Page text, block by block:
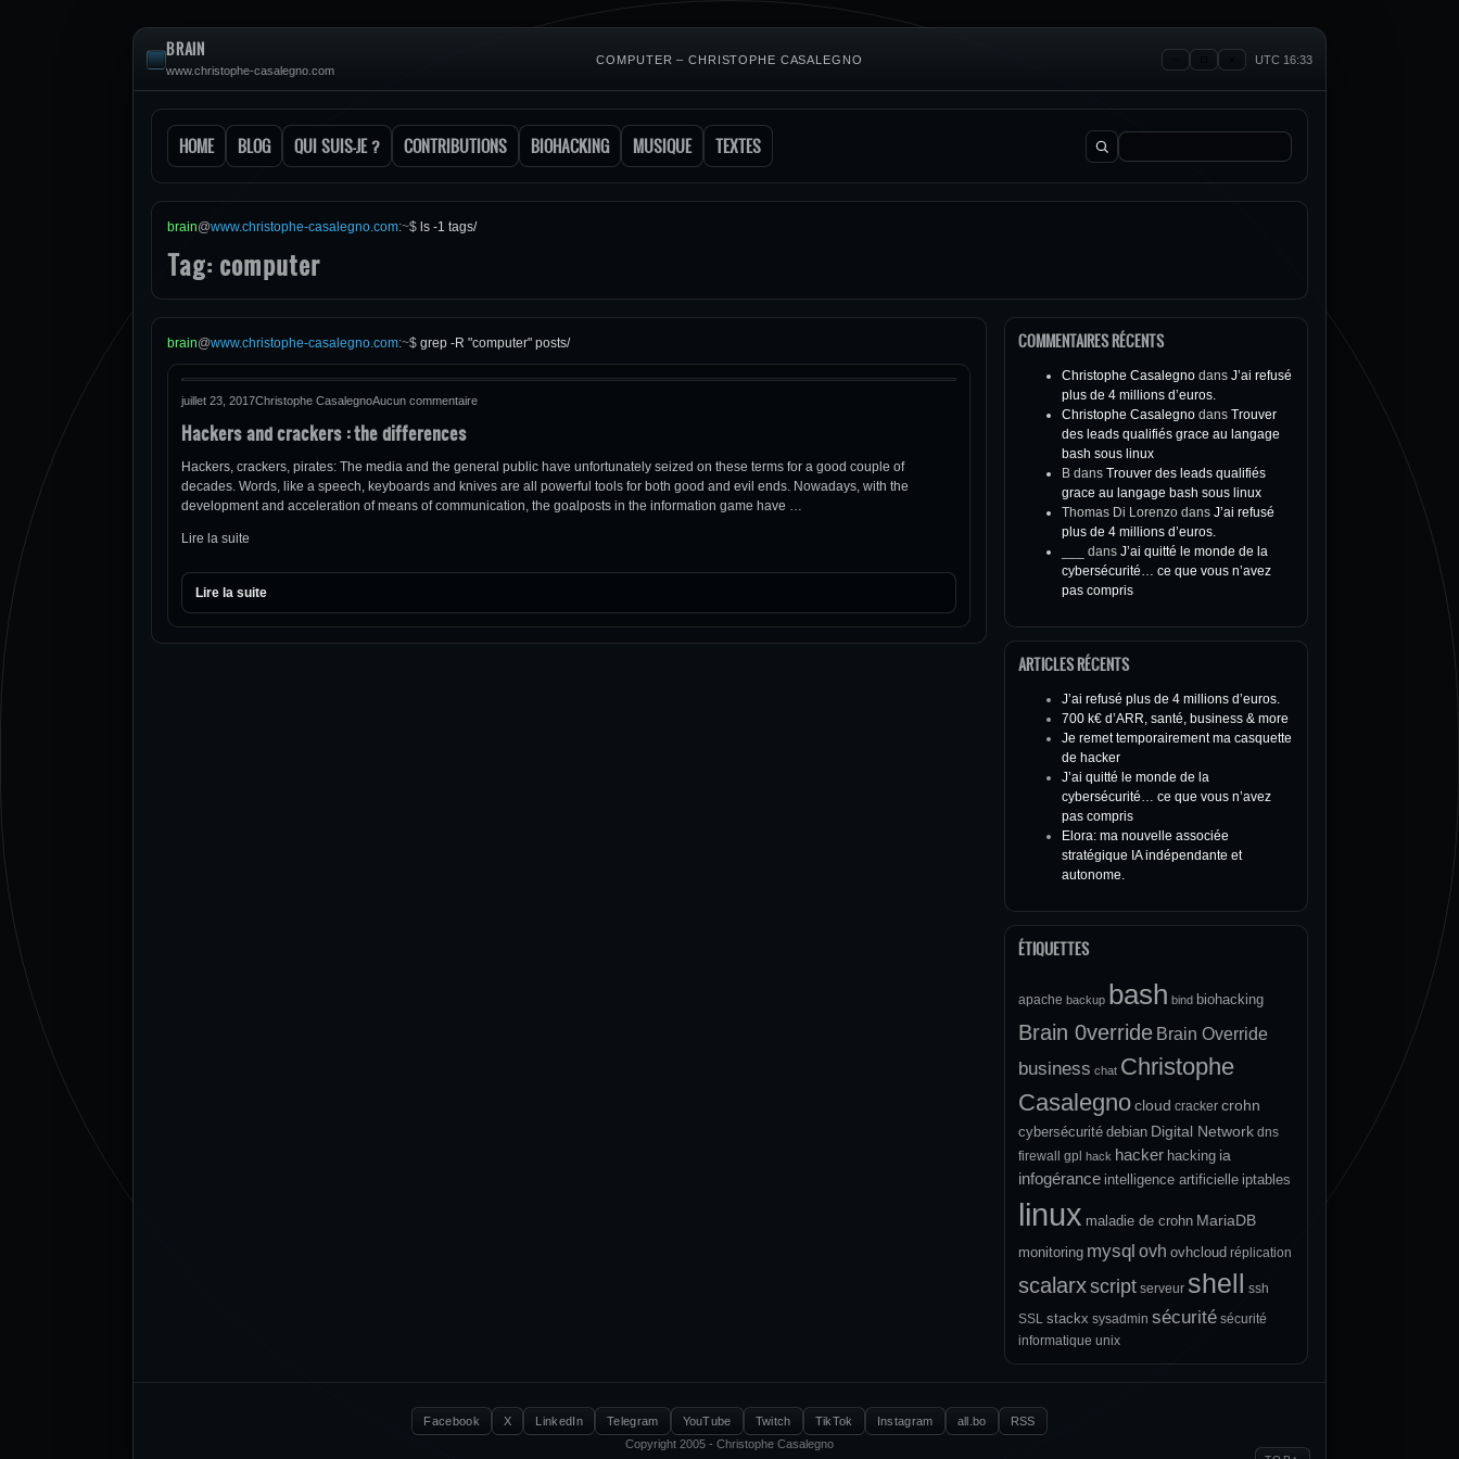
BRAIN
www.christophe-casalegno.com
COMPUTER – CHRISTOPHE CASALEGNO UTC 16:33
HOME BLOG QUI SUIS-JE ? CONTRIBUTIONS BIOHACKING MUSIQUE TEXTES Rechercher :
brain@www.christophe-casalegno.com:~$ ls -1 tags/
Tag: computer
brain@www.christophe-casalegno.com:~$ grep -R "computer" posts/
juillet 23, 2017Christophe CasalegnoAucun commentaire
Hackers and crackers : the differences
Hackers, crackers, pirates: The media and the general public have unfortunately seized on these terms for a good couple of
decades. Words, like a speech, keyboards and knives are all powerful tools for both good and evil ends. Nowadays, with the
development and acceleration of means of communication, the goalposts in the information game have …
Lire la suite
Lire la suite
COMMENTAIRES RÉCENTS
Christophe Casalegno dans J’ai refusé
plus de 4 millions d’euros.
Christophe Casalegno dans Trouver
des leads qualifiés grace au langage
bash sous linux
B dans Trouver des leads qualifiés
grace au langage bash sous linux
Thomas Di Lorenzo dans J’ai refusé
plus de 4 millions d’euros.
dans J’ai quitté le monde de la
cybersécurité… ce que vous n’avez
pas compris
ARTICLES RÉCENTS
J’ai refusé plus de 4 millions d’euros.
700 k€ d’ARR, santé, business & more
Je remet temporairement ma casquette
de hacker
J’ai quitté le monde de la
cybersécurité… ce que vous n’avez
pas compris
Elora: ma nouvelle associée
stratégique IA indépendante et
autonome.
ÉTIQUETTES
apache backup bash bind biohacking
Brain 0verride Brain Override
business chat Christophe
Casalegnocloud cracker crohn
cybersécurité debian Digital Network dns
firewall
gpl hack hacker hacking ia
infogérance intelligence artificielle iptables
linux maladie de crohn MariaDB
monitoring mysql ovh ovhcloud réplication
scalarxscript serveur shell
ssh
SSL stackx sysadmin sécurité sécurité
informatique unix
Facebook X LinkedIn Telegram YouTube Twitch TikTok Instagram all.bo
RSS
Copyright 2005 - Christophe Casalegno